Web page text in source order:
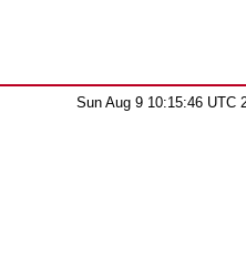
Sun Aug 9 10:15:46 UTC